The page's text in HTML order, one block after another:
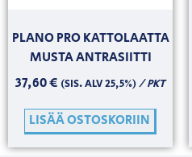
PLANO PRO KATTOLAATTA
MUSTA ANTRASIITTI
37,60€ (SIS. ALV 25,5%)/ PKT
LISÄÄ OSTOSKORIIN